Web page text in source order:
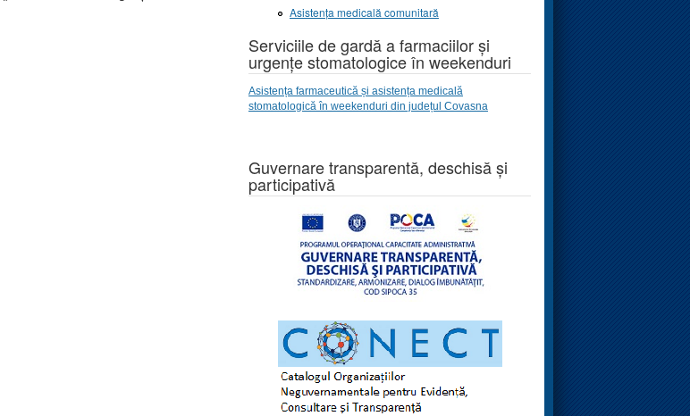
Asistența medicală comunitară
Serviciile de gardă a farmaciilor și
urgențe stomatologice în weekenduri
Asistența farmaceutică și asistența medicală
stomatologică în weekenduri din județul Covasna
Guvernare transparentă, deschisă și
participativă